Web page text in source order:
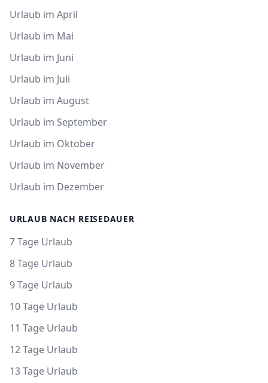
Urlaub im April
Urlaub im Mai
Urlaub im Juni
Urlaub im Juli
Urlaub im August
Urlaub im September
Urlaub im Oktober
Urlaub im November
Urlaub im Dezember
URLAUB NACH REISEDAUER
7 Tage Urlaub
8 Tage Urlaub
9 Tage Urlaub
10 Tage Urlaub
11 Tage Urlaub
12 Tage Urlaub
13 Tage Urlaub